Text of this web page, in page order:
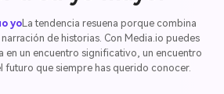
yoLa tendencia resuena porque combina
de historias. Con Media.io puedes
en un encuentro significativo, un encuentro
futuro que siempre has querido conocer.